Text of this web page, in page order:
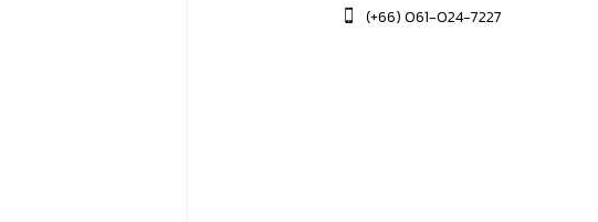
(+66) 061-024-7227